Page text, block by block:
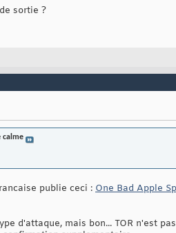
sortie ?
calme
publie ceci : One Bad Apple
d'attaque, mais bon... TOR n'est